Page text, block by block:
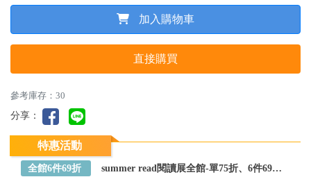
加入購物車
直接購買
參考庫存：30
分享：
特惠活動
全館6件69折 summer read閱讀展全館-單75折、6件69折～全館任選